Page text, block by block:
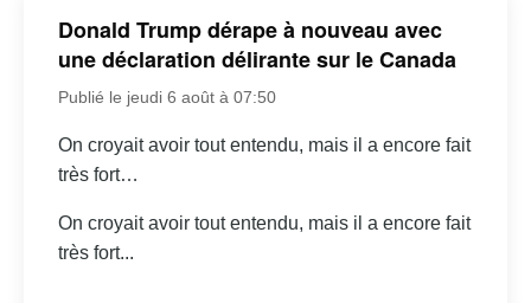
Donald Trump dérape à nouveau avec
une déclaration délirante sur le Canada
Publié le jeudi 6 août à 07:50
On croyait avoir tout entendu, mais il a encore fait
très fort…
On croyait avoir tout entendu, mais il a encore fait
très fort...